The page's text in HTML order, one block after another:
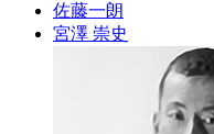
佐藤一朗
宮澤 崇史